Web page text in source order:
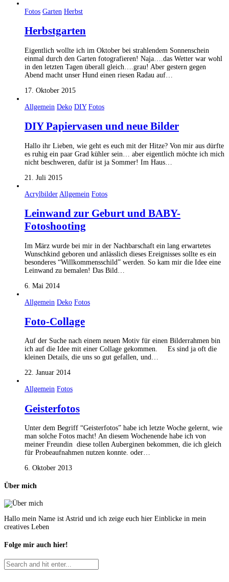
Fotos Garten Herbst
Herbstgarten
Eigentlich wollte ich im Oktober bei strahlendem Sonnenschein
einmal durch den Garten fotografieren! Naja….das Wetter war wohl
in den letzten Tagen überall gleich….grau! Aber gestern gegen
Abend macht unser Hund einen riesen Radau auf…
17. Oktober 2015
Allgemein Deko DIY Fotos
DIY Papiervasen und neue Bilder
Hallo ihr Lieben, wie geht es euch mit der Hitze? Von mir aus dürfte
es ruhig ein paar Grad kühler sein… aber eigentlich möchte ich mich
nicht beschweren, dafür ist ja Sommer! Im Haus…
21. Juli 2015
Acrylbilder Allgemein Fotos
Leinwand zur Geburt und BABY-
Fotoshooting
Im März wurde bei mir in der Nachbarschaft ein lang erwartetes
Wunschkind geboren und anlässlich dieses Ereignisses sollte es ein
besonderes “Willkommensschild” werden. So kam mir die Idee eine
Leinwand zu bemalen! Das Bild…
6. Mai 2014
Allgemein Deko Fotos
Foto-Collage
Auf der Suche nach einem neuen Motiv für einen Bilderrahmen bin
ich auf die Idee mit einer Collage gekommen. Es sind ja oft die
kleinen Details, die uns so gut gefallen, und…
22. Januar 2014
Allgemein Fotos
Geisterfotos
Unter dem Begriff “Geisterfotos” habe ich letzte Woche gelernt, wie
man solche Fotos macht! An diesem Wochenende habe ich von
meiner Freundin diese tollen Auberginen bekommen, die ich gleich
für Probeaufnahmen nutzen konnte. oder…
6. Oktober 2013
Über mich
Hallo mein Name ist Astrid und ich zeige euch hier Einblicke in mein
creatives Leben
Folge mir auch hier!